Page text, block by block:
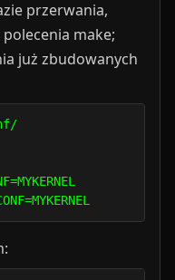
przerwania,
polecenia make;
już zbudowanych